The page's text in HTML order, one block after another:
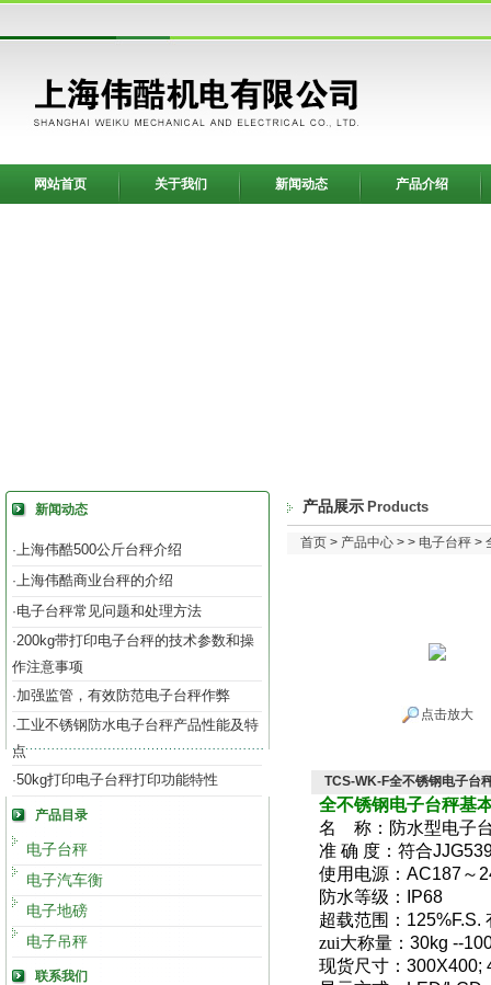
网站首页 关于我们 新闻动态 产品介绍
新闻动态
·上海伟酷500公斤台秤介绍
·上海伟酷商业台秤的介绍
·电子台秤常见问题和处理方法
·200kg带打印电子台秤的技术参数和操
作注意事项
·加强监管，有效防范电子台秤作弊
·工业不锈钢防水电子台秤产品性能及特
点
·50kg打印电子台秤打印功能特性
产品目录
电子台秤
电子汽车衡
电子地磅
电子吊秤
联系我们
产品展示 Products
首页 > 产品中心 > > 电子台秤 >
点击放大
TCS-WK-F全不锈钢电子台
全不锈钢电子台秤基
名
称：防水型电子
准 确 度：符合
使用电源： AC187～
防水等级：
IP68
超载范围： 125%F.S.
zui大称量： 30kg --
现货尺寸： 300X400;